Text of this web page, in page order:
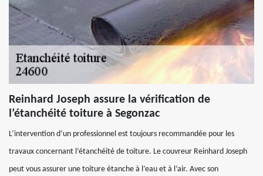
Reinhard Joseph assure la vérification de
l’étanchéité toiture à Segonzac
L’intervention d’un professionnel est toujours recommandée pour les
travaux concernant l’étanchéité de toiture. Le couvreur Reinhard Joseph
peut vous assurer une toiture étanche à l’eau et à l’air. Avec son